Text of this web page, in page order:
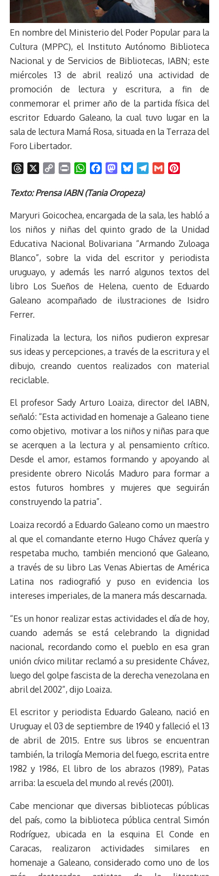
En nombre del Ministerio del Poder Popular para la
Cultura (MPPC), el Instituto Autónomo Biblioteca
Nacional y de Servicios de Bibliotecas, IABN; este
miércoles 13 de abril realizó una actividad de
promoción de lectura y escritura, a fin de
conmemorar el primer año de la partida física del
escritor Eduardo Galeano, la cual tuvo lugar en la
sala de lectura Mamá Rosa, situada en la Terraza del
Foro Libertador.
r
a
d
p
L
i
n
k
i
t
W
a
s
A
p
p
c
b
o
o
k
M
s
o
d
o
n
u
s
k
y
g
r
m
l
e
r
e
s
t
Texto: Prensa IABN (Tania Oropeza)
Maryuri Goicochea, encargada de la sala, les habló a
los niños y niñas del quinto grado de la Unidad
Educativa Nacional Bolivariana “Armando Zuloaga
Blanco”, sobre la vida del escritor y periodista
uruguayo, y además les narró algunos textos del
libro Los Sueños de Helena, cuento de Eduardo
Galeano acompañado de ilustraciones de Isidro
Ferrer.
Finalizada la lectura, los niños pudieron expresar
sus ideas y percepciones, a través de la escritura y el
dibujo, creando cuentos realizados con material
reciclable.
El profesor Sady Arturo Loaiza, director del IABN,
señaló: “Esta actividad en homenaje a Galeano tiene
como objetivo, motivar a los niños y niñas para que
se acerquen a la lectura y al pensamiento crítico.
Desde el amor, estamos formando y apoyando al
presidente obrero Nicolás Maduro para formar a
estos futuros hombres y mujeres que seguirán
construyendo la patria”.
Loaiza recordó a Eduardo Galeano como un maestro
al que el comandante eterno Hugo Chávez quería y
respetaba mucho, también mencionó que Galeano,
a través de su libro Las Venas Abiertas de América
Latina nos radiografió y puso en evidencia los
intereses imperiales, de la manera más descarnada.
“Es un honor realizar estas actividades el día de hoy,
cuando además se está celebrando la dignidad
nacional, recordando como el pueblo en esa gran
unión cívico militar reclamó a su presidente Chávez,
luego del golpe fascista de la derecha venezolana en
abril del 2002”, dijo Loaiza.
El escritor y periodista Eduardo Galeano, nació en
Uruguay el 03 de septiembre de 1940 y falleció el 13
de abril de 2015. Entre sus libros se encuentran
también, la trilogía Memoria del fuego, escrita entre
1982 y 1986, El libro de los abrazos (1989), Patas
arriba: la escuela del mundo al revés (2001).
Cabe mencionar que diversas bibliotecas públicas
del país, como la biblioteca pública central Simón
Rodríguez, ubicada en la esquina El Conde en
Caracas, realizaron actividades similares en
homenaje a Galeano, considerado como uno de los